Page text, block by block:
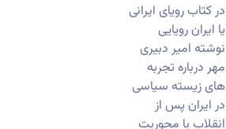
در کتاب رویای ایرانی
یا ایران رویایی
نوشته امیر دبیری
مهر درباره تجربه
های زیسته سیاسی
در ایران پس از
انقلاب با محوریت